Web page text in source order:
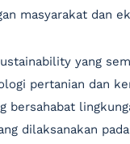
masyarakat dan
yang
pertanian dan
bersahabat
dilaksanakan